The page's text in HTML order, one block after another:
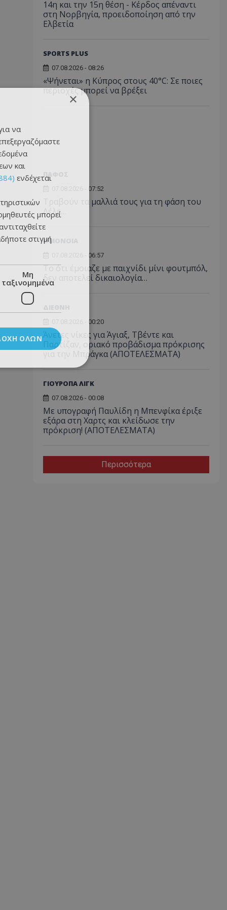
14η και την 15η θέση - Κέρδος απέναντι
στη Νορβηγία, προειδοποίηση από την
Ελβετία
SPORTS PLUS
07.08.2026 - 08:26
«Ψήνεται» η Κύπρος στους 40°C: Σε ποιες
περιοχές μπορεί να βρέξει
07.08.2026 - 07:52
Τραβούν τα μαλλιά τους για τη φάση του
Λέλε…
ΟΜΟΝΟΙΑ
07.08.2026 - 06:57
Το ότι έμοιαζε με παιχνίδι μίνι φουτμπόλ,
δεν αποτελεί δικαιολογία…
07.08.2026 - 00:20
Άνετες νίκες για Άγιαξ, Τβέντε και
Παρτίζαν, οριακό προβάδισμα πρόκρισης
για την Μπράγκα (ΑΠΟΤΕΛΕΣΜΑΤΑ)
ΓΙΟΥΡΟΠΑ ΛΙΓΚ
07.08.2026 - 00:08
Με υπογραφή Παυλίδη η Μπενφίκα έριξε
εξάρα στη Χαρτς και κλείδωσε την
πρόκριση! (ΑΠΟΤΕΛΕΣΜΑΤΑ)
Περισσότερα
×
να
και
ενδέχεται
μπορεί
στιγμή
Μη
ταξινομημένα
ΌΛΩΝ